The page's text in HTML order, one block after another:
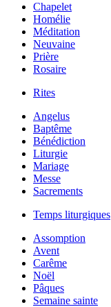
Chapelet
Homélie
Méditation
Neuvaine
Prière
Rosaire
Rites
Angelus
Baptême
Bénédiction
Liturgie
Mariage
Messe
Sacrements
Temps liturgiques
Assomption
Avent
Carême
Noël
Pâques
Semaine sainte